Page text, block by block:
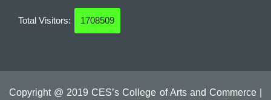
Total Visitors: 1708509
Copyright @ 2019 CES’s College of Arts and Commerce |